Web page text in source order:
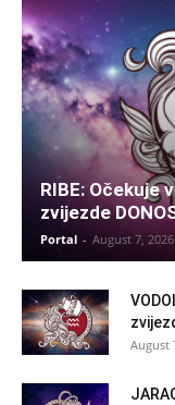
RIBE: Očekuje
zvijezde
Portal - August 7, 2026
August